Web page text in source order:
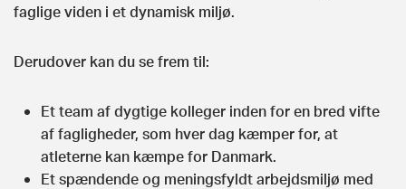
faglige viden i et dynamisk miljø.
Derudover kan du se frem til:
Et team af dygtige kolleger inden for en bred vifte
af fagligheder, som hver dag kæmper for, at
atleterne kan kæmpe for Danmark.
Et spændende og meningsfyldt arbejdsmiljø med